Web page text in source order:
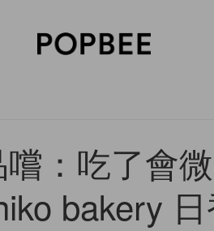
：吃了會
bakery 日